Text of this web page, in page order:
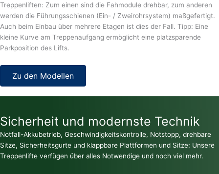
Treppenliften: Zum einen sind die Fahmodule drehbar, zum anderen
werden die Führungsschienen (Ein- / Zweirohrsystem) maßgefertigt.
Auch beim Einbau über mehrere Etagen ist dies der Fall. Tipp: Eine
kleine Kurve am Treppenaufgang ermöglicht eine platzsparende
Parkposition des Lifts.
Zu den Modellen
Sicherheit und modernste Technik
Notfall-Akkubetrieb, Geschwindigkeitskontrolle, Notstopp, drehbare
Sitze, Sicherheitsgurte und klappbare Plattformen und Sitze: Unsere
Treppenlifte verfügen über alles Notwendige und noch viel mehr.